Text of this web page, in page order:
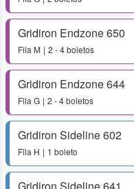
Gridiron Endzone 650
Fila M 2 - 4 boletos
Gridiron Endzone 644
Fila G 2 - 4 boletos
Gridiron Sideline 602
Fila H 1 boleto